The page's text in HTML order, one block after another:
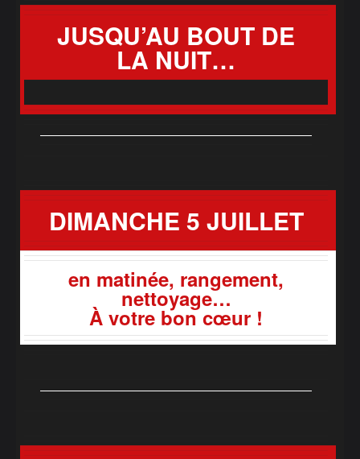
JUSQU’AU BOUT DE
LA NUIT…
DIMANCHE 5 JUILLET
en matinée, rangement,
nettoyage…
À votre bon cœur !